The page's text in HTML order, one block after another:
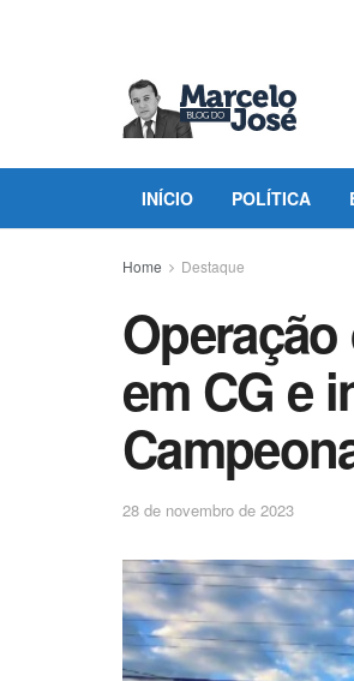
INÍCIO POLÍTICA
Home Destaque
em CG e
28 de novembro de 2023